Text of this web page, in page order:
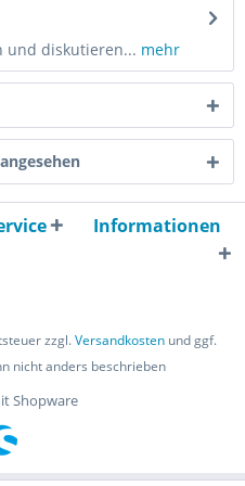
und diskutieren... mehr
Informationen
zzgl.Versandkosten und ggf.
nicht anders beschrieben
Shopware